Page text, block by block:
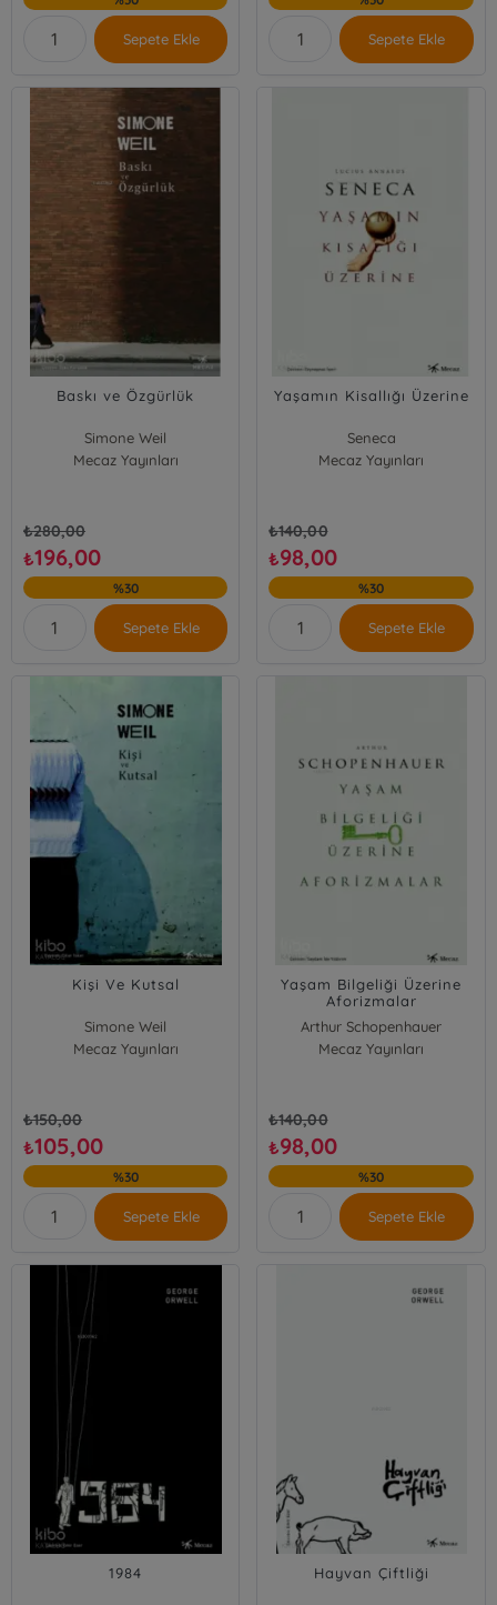
Sepete Ekle Sepete Ekle
Baskı ve Özgürlük
Simone Weil
Mecaz Yayınları
₺280,00
₺196,00
%30
Sepete Ekle
Yaşamın Kisallığı Üzerine
Seneca
Mecaz Yayınları
₺140,00
₺98,00
%30
Sepete Ekle
Kişi Ve Kutsal
Simone Weil
Mecaz Yayınları
₺150,00
₺105,00
%30
Sepete Ekle
Yaşam Bilgeliği Üzerine
Aforizmalar
Arthur Schopenhauer
Mecaz Yayınları
₺140,00
₺98,00
%30
Sepete Ekle
1984 Hayvan Çiftliği